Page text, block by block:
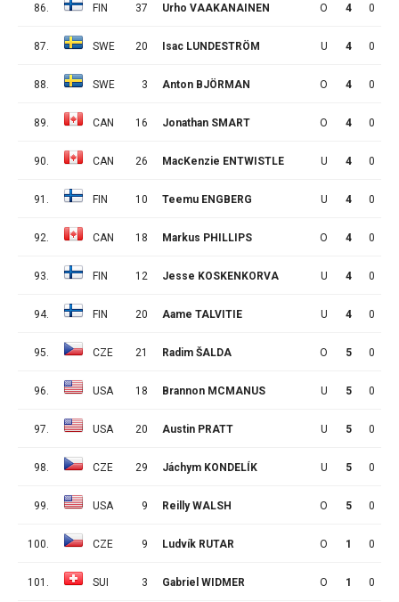
86. FIN 37 Urho VAAKANAINEN O 4 0
87. SWE 20 Isac LUNDESTRÖM U 4 0
88. SWE 3 Anton BJÖRMAN O 4 0
89. CAN 16 Jonathan SMART O 4 0
90. CAN 26 MacKenzie ENTWISTLE U 4 0
91. FIN 10 Teemu ENGBERG U 4 0
92. CAN 18 Markus PHILLIPS O 4 0
93. FIN 12 Jesse KOSKENKORVA U 4 0
94. FIN 20 Aame TALVITIE U 4 0
95. CZE 21 Radim ŠALDA O 5 0
96. USA 18 Brannon MCMANUS U 5 0
97. USA 20 Austin PRATT U 5 0
98. CZE 29 Jáchym KONDELÍK U 5 0
99. USA 9 Reilly WALSH O 5 0
100. CZE 9 Ludvík RUTAR O 1 0
101. SUI 3 Gabriel WIDMER O 1 0